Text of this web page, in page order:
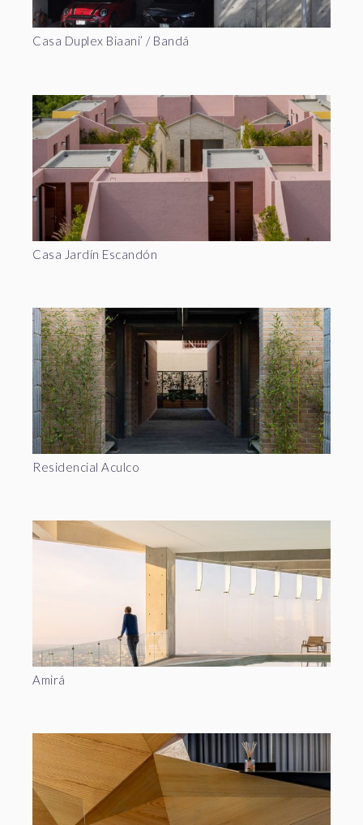
Casa Duplex Biaani’ / Bandá
Casa Jardín Escandón
Residencial Aculco
Amirá